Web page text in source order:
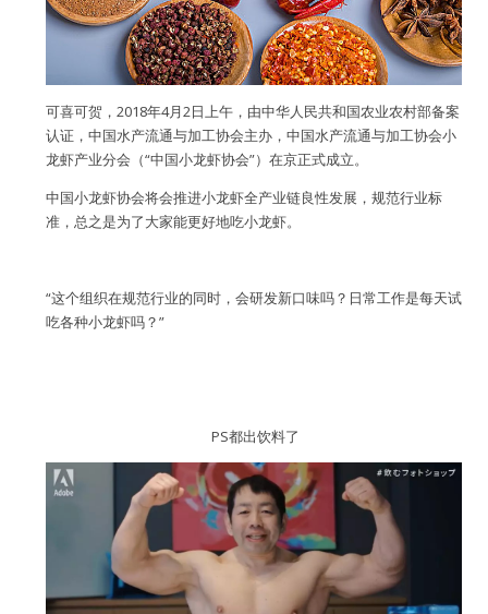
用户名或Email
密码
忘记密码?
可喜可贺，2018年4月2日上午，由中华人民共和国农业农村部备案
认证，中国水产流通与加工协会主办，中国水产流通与加工协会小
龙虾产业分会（“中国小龙虾协会”）在京正式成立。
中国小龙虾协会将会推进小龙虾全产业链良性发展，规范行业标
准，总之是为了大家能更好地吃小龙虾。
“这个组织在规范行业的同时，会研发新口味吗？日常工作是每天试
吃各种小龙虾吗？”
PS都出饮料了